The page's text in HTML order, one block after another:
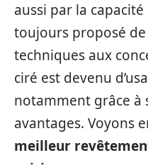
aussi par la
toujours proposé
techniques aux
ciré est devenu
notamment grâce à
avantages. Voyons
meilleur